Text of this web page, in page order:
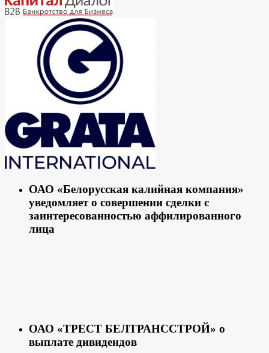
ОАО «Белорусская калийная компания»
уведомляет о совершении сделки с
заинтересованностью аффилированного
лица
ОАО «ТРЕСТ БЕЛТРАНССТРОЙ» о
выплате дивидендов